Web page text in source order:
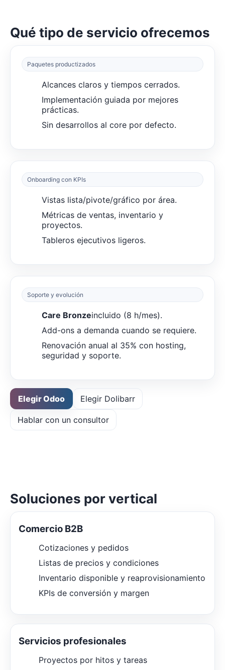
Qué tipo de servicio ofrecemos
Paquetes productizados
Alcances claros y tiempos cerrados.
Implementación guiada por mejores
prácticas.
Sin desarrollos al core por defecto.
Onboarding con KPIs
Vistas lista/pivote/gráfico por área.
Métricas de ventas, inventario y
proyectos.
Tableros ejecutivos ligeros.
Soporte y evolución
Care Bronzeincluido (8 h/mes).
Add-ons a demanda cuando se requiere.
Renovación anual al 35% con hosting,
seguridad y soporte.
Elegir Odoo Elegir Dolibarr
Hablar con un consultor
Soluciones por vertical
Comercio B2B
Cotizaciones y pedidos
Listas de precios y condiciones
Inventario disponible y reaprovisionamiento
KPIs de conversión y margen
Servicios profesionales
Proyectos por hitos y tareas